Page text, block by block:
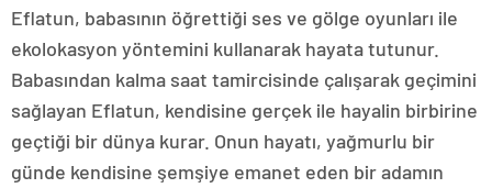
Eflatun, babasının öğrettiği ses ve gölge oyunları ile
ekolokasyon yöntemini kullanarak hayata tutunur.
Babasından kalma saat tamircisinde çalışarak geçimini
sağlayan Eflatun, kendisine gerçek ile hayalin birbirine
geçtiği bir dünya kurar. Onun hayatı, yağmurlu bir
günde kendisine şemşiye emanet eden bir adamın